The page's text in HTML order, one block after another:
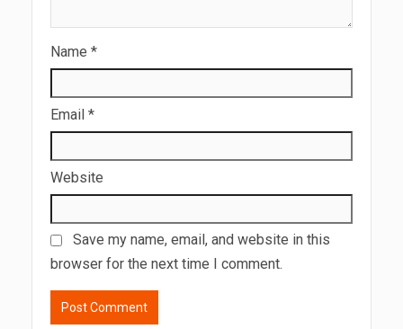
Name *
Email *
Website
Save my name, email, and website in this
browser for the next time I comment.